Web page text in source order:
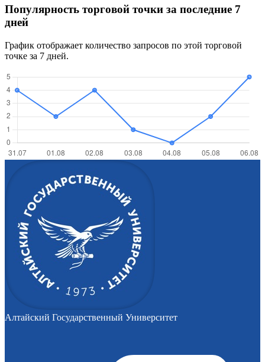
Популярность торговой точки за последние 7
дней
График отображает количество запросов по этой торговой
точке за 7 дней.
Алтайский Государственный Университет